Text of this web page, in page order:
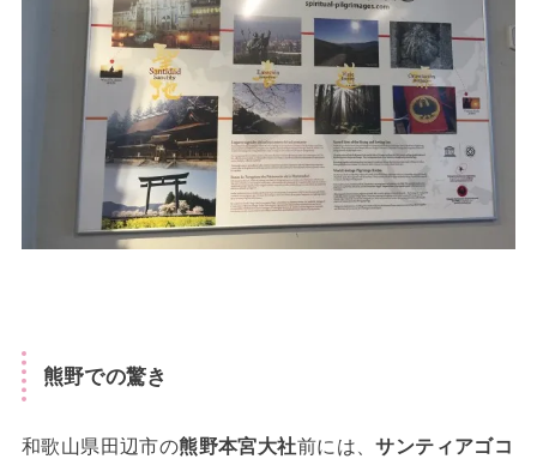
熊野での驚き
和歌山県田辺市の熊野本宮大社前には、サンティアゴコ